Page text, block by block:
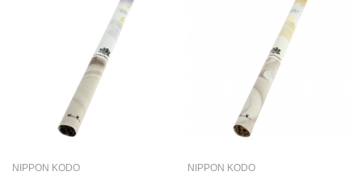
NIPPON KODO NIPPON KODO